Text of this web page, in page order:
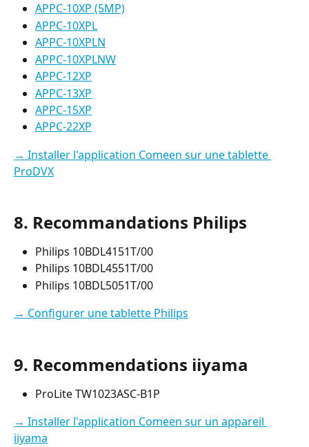
APPC-10XP (5MP)
APPC-10XPL
APPC-10XPLN
APPC-10XPLNW
APPC-12XP
APPC-13XP
APPC-15XP
APPC-22XP
→ Installer l'application Comeen sur une tablette
ProDVX
8. Recommandations Philips
Philips 10BDL4151T/00
Philips 10BDL4551T/00
Philips 10BDL5051T/00​
→ Configurer une tablette Philips
9. Recommendations iiyama
ProLite TW1023ASC-B1P
→ Installer l'application Comeen sur un appareil
iiyama